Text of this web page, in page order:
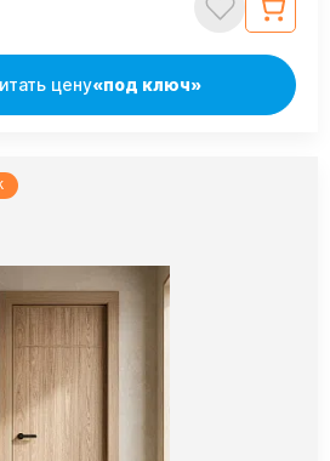
цену«под ключ»